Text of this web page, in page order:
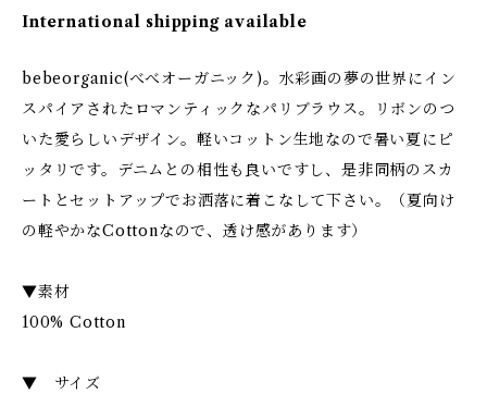
International shipping available
bebeorganic(べべオーガニック)。水彩画の夢の世界にイン
スパイアされたロマンティックなパリブラウス。リボンのつ
いた愛らしいデザイン。軽いコットン生地なので暑い夏にピ
ッタリです。デニムとの相性も良いですし、是非同柄のスカ
ートとセットアップでお洒落に着こなして下さい。（夏向け
の軽やかなCottonなので、透け感があります）
▼素材
100% Cotton
▼ サイズ